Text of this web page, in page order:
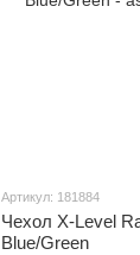
Артикул: 181884
Чехол X-Level
Blue/Green